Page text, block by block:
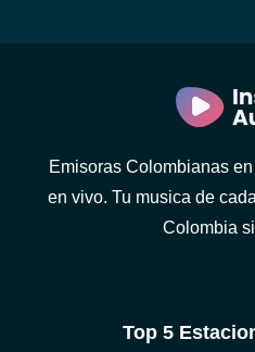
Emisoras Colombianas
en vivo. Tu musica de
Colombia
Top 5